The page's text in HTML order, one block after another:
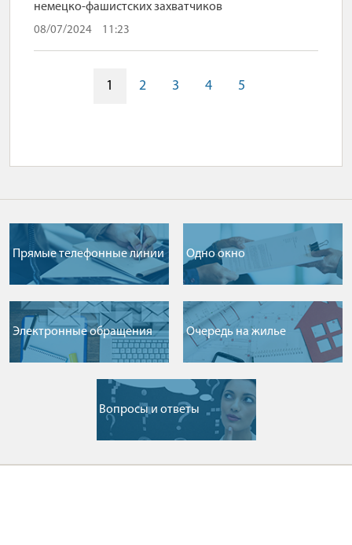
немецко-фашистских захватчиков
08/07/2024 11:23
1 2 3 4 5
Прямые телефонные линии Одно окно
Электронные обращения Очередь на жилье
Вопросы и ответы